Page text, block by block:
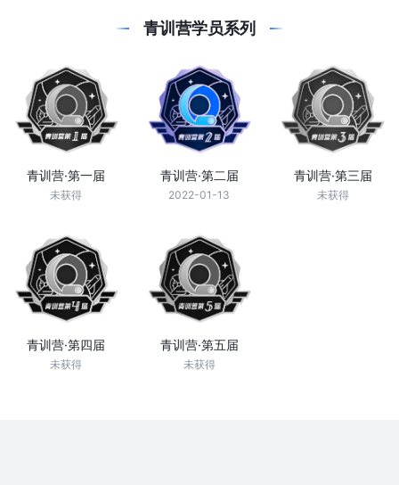
青训营学员系列
青训营·第一届
未获得
青训营·第二届
2022-01-13
青训营·第三届
未获得
青训营·第四届
未获得
青训营·第五届
未获得